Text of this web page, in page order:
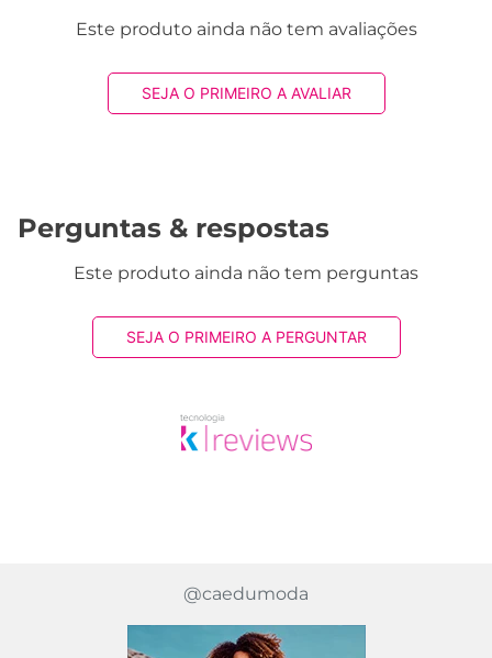
Este produto ainda não tem avaliações
SEJA O PRIMEIRO A AVALIAR
Perguntas & respostas
Este produto ainda não tem perguntas
SEJA O PRIMEIRO A PERGUNTAR
@caedumoda